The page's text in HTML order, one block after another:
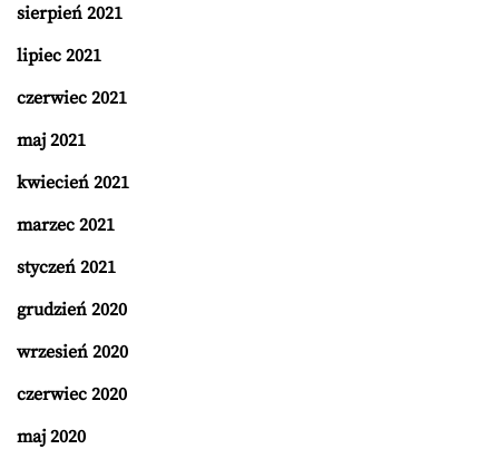
sierpień 2021
lipiec 2021
czerwiec 2021
maj 2021
kwiecień 2021
marzec 2021
styczeń 2021
grudzień 2020
wrzesień 2020
czerwiec 2020
maj 2020